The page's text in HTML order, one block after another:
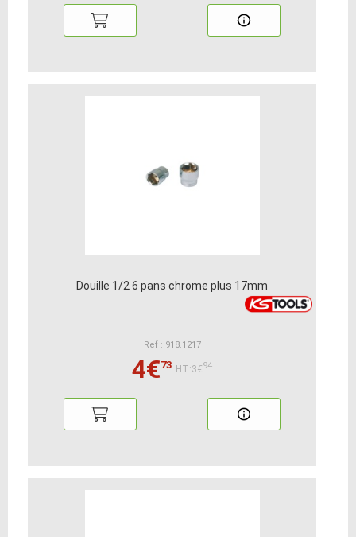
Douille 1/2 6 pans chrome plus 17mm
Ref : 918.1217
4€73 HT:3€94